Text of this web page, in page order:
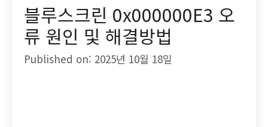
블루스크린 0x000000E3 오
류 원인 및 해결방법
Published on: 2025년 10월 18일